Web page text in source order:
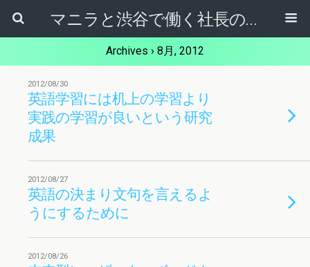
マニラと渋谷で働く社長のブログ
Archives › 8月, 2012
2012/08/30
英語学習には机上の学習より
実践の学習が良いという研究
成果
2012/08/27
英語の決まり文句を言えるよ
うにするために
2012/08/26